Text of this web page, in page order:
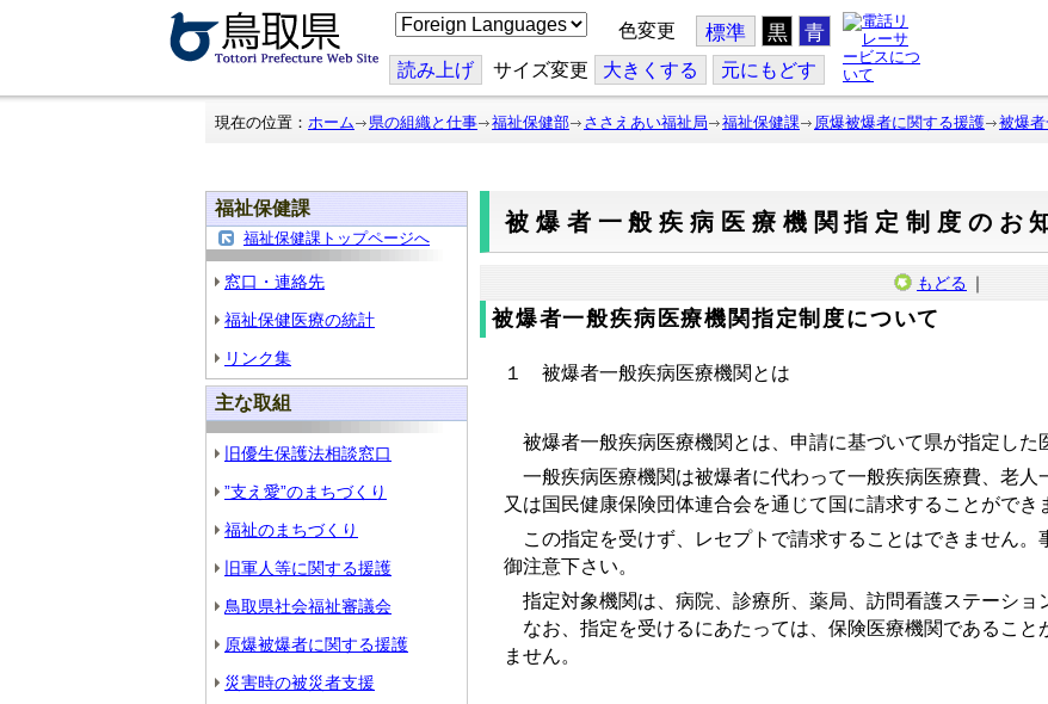
こ
の
ジ
を
翻
色変更 標準 黒 青
読み上げ サイズ変更 大きくする 元にもどす
現在の位置： ホーム 県の組織と仕事 福祉保健部 ささえあい福祉局 福祉保健課 原爆被爆者に関する援護 被爆
福祉保健課
福祉保健課トップページへ
窓口・連絡先
福祉保健医療の統計
リンク集
主な取組
旧優生保護法相談窓口
”支え愛”のまちづくり
福祉のまちづくり
旧軍人等に関する援護
鳥取県社会福祉審議会
原爆被爆者に関する援護
災害時の被災者支援
被爆者一般疾病医療機関指定制度のお
もどる ｜
被爆者一般疾病医療機関指定制度について
１ 被爆者一般疾病医療機関とは
被爆者一般疾病医療機関とは、申請に基づいて県が指定した
一般疾病医療機関は被爆者に代わって一般疾病医療費、老人
又は国民健康保険団体連合会を通じて国に請求することができ
この指定を受けず、レセプトで請求することはできません。
御注意下さい。
指定対象機関は、病院、診療所、薬局、訪問看護ステーショ
なお、指定を受けるにあたっては、保険医療機関であること
ません。